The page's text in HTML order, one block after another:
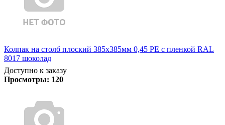
Колпак на столб плоский 385х385мм 0,45 PE с пленкой RAL
8017 шоколад
Доступно к заказу
Просмотры: 120